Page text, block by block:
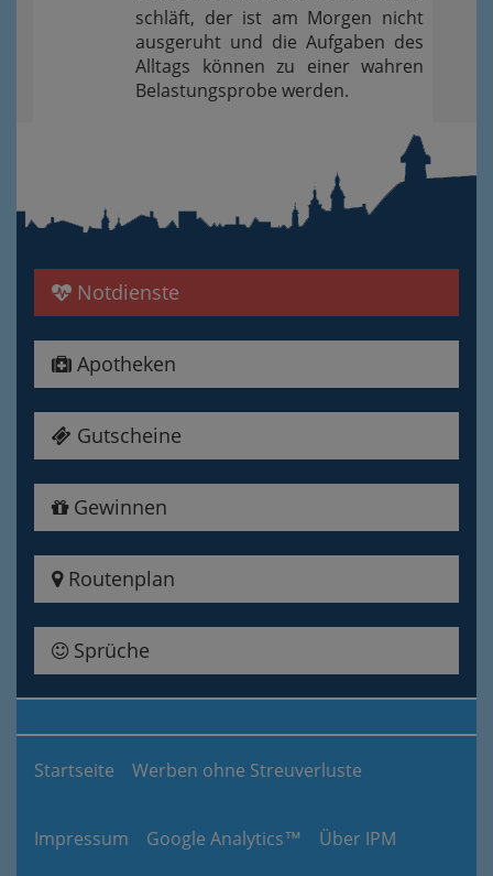
schläft, der ist am Morgen nicht
ausgeruht und die Aufgaben des
Alltags können zu einer wahren
Belastungsprobe werden.
Notdienste
Apotheken
Gutscheine
Gewinnen
Routenplan
Sprüche
Startseite Werben ohne Streuverluste
Impressum Google Analytics™ Über IPM